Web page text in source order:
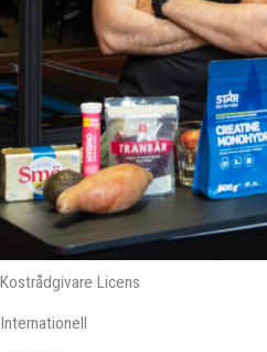
Kostrådgivare Licens
Internationell